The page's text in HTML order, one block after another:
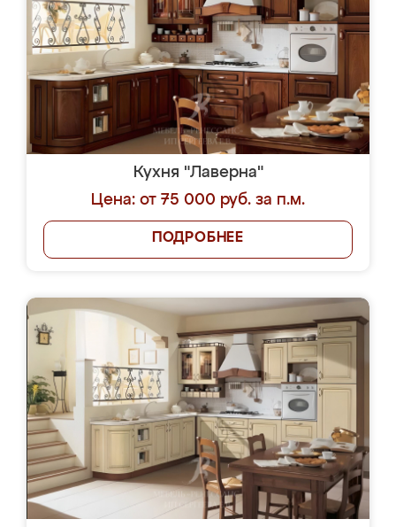
Кухня "Лаверна"
Цена: от 75 000 руб. за п.м.
ПОДРОБНЕЕ